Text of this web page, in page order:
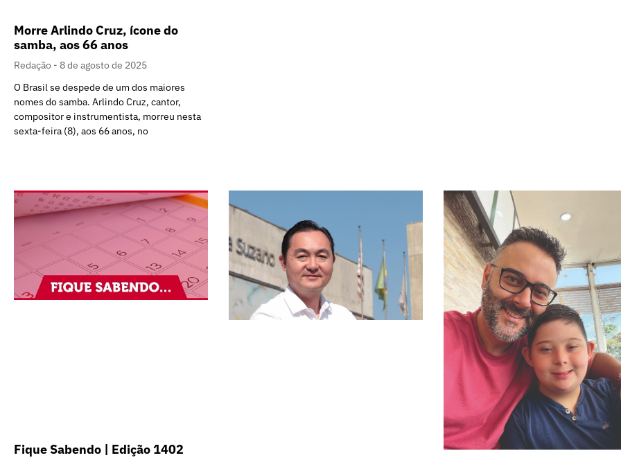
Morre Arlindo Cruz, ícone do
samba, aos 66 anos
Redação
8 de agosto de 2025
O Brasil se despede de um dos maiores
nomes do samba. Arlindo Cruz, cantor,
compositor e instrumentista, morreu nesta
sexta-feira (8), aos 66 anos, no
Fique Sabendo | Edição 1402